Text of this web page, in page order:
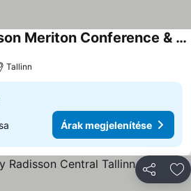
Park Inn by Radisson Meriton Conference & Spa Hotel Tallinn
Tallinn
Árak megjelenítése